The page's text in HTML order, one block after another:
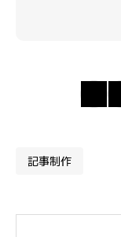
記事制作